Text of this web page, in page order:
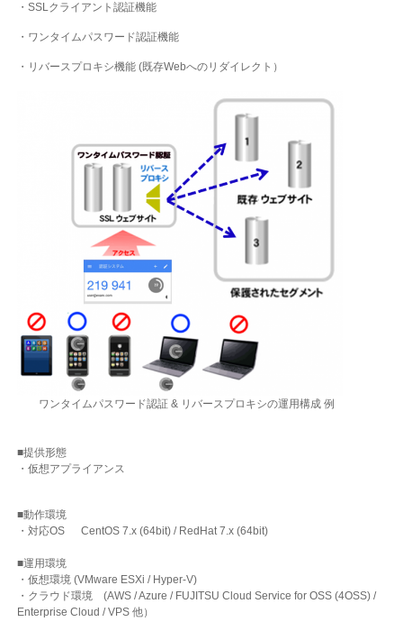
・SSLクライアント認証機能
・ワンタイムパスワード認証機能
・リバースプロキシ機能 (既存Webへのリダイレクト）
ワンタイムパスワード認証 & リバースプロキシの運用構成 例
■提供形態
・仮想アプライアンス
■動作環境
・対応OS CentOS 7.x (64bit) / RedHat 7.x (64bit)
■運用環境
・仮想環境 (VMware ESXi / Hyper-V)
・クラウド環境 (AWS / Azure / FUJITSU Cloud Service for OSS (4OSS) /
Enterprise Cloud / VPS 他）